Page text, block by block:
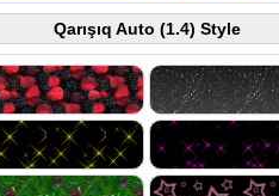
Qarışıq Auto (1.4) Style